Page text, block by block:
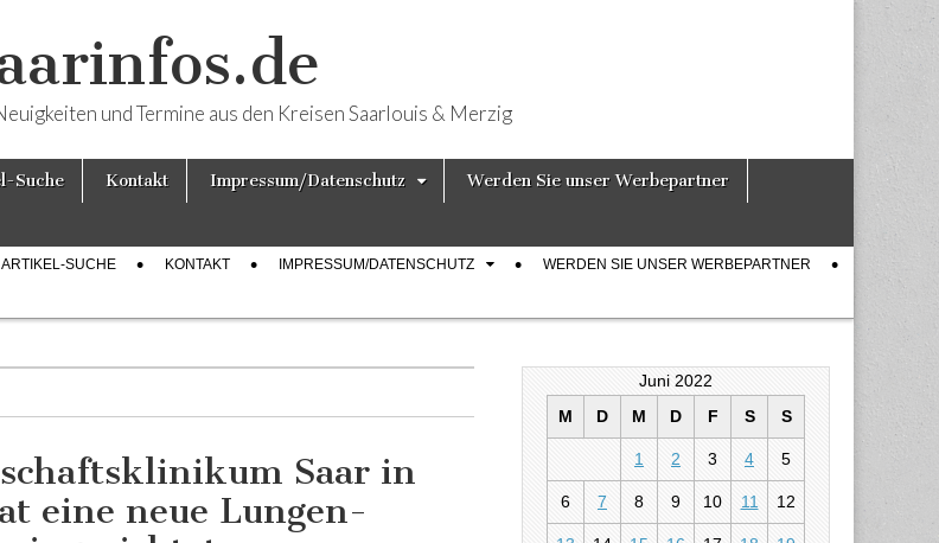
und Termine aus den Kreisen Saarlouis & Merzig
Suche Kontakt Impressum/Datenschutz Werden Sie unser Werbepartner
ARTIKEL-SUCHE KONTAKT IMPRESSUM/DATENSCHUTZ WERDEN SIE UNSER WERBEPARTNER
Saar in
eine neue Lungen-
Juni 2022
M
D M D F S S
1 2 3 4 5
6 7 8 9 10 11 12